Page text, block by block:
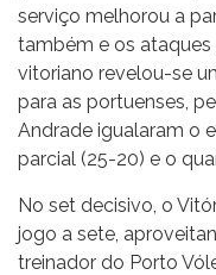
serviço melhorou a
também e os
vitoriano revelou-se
para as portuenses,
Andrade igualaram o
parcial (25-20) e o
No set decisivo, o
jogo a sete,
treinador do Porto